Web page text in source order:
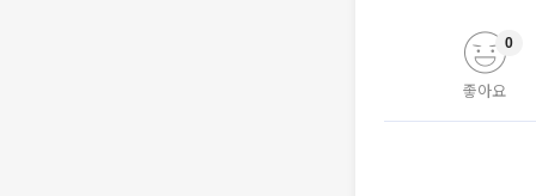
좋아요
0